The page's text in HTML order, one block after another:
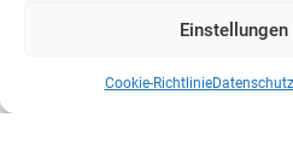
Einstellungen
Cookie-Richtlinie